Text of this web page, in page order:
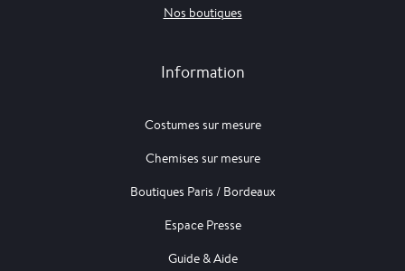
Nos boutiques
Information
Costumes sur mesure
Chemises sur mesure
Boutiques Paris / Bordeaux
Espace Presse
Guide & Aide